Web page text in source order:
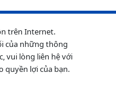
trên Internet.
của những thông
vui lòng liên hệ với
quyền lợi của bạn.